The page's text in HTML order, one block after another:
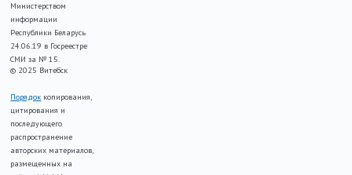
Министерством
информации
Республики Беларусь
24.06.19 в Госреестре
СМИ за № 15.
© 2025 Витебск
Порядок копирования,
цитирования и
последующего
распространение
авторских материалов,
размещенных на